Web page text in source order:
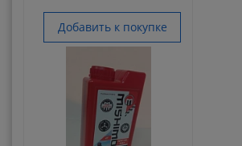
Добавить к покупке